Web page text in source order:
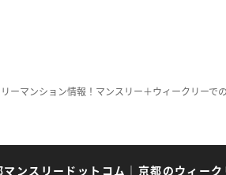
ーマンション情報！マンスリー＋ウィークリー
マンスリードットコム ｜ 京都のウィー